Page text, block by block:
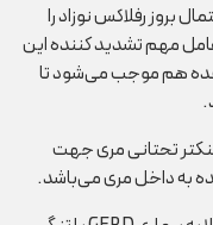
بروز رفلاکس نوزاد را
مهم تشدید کننده این
هم موجب می‌شود تا
تحتانی مری جهت
به داخل مری می‌باشد.